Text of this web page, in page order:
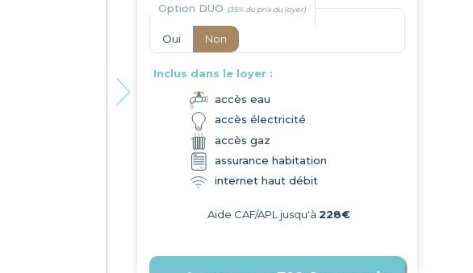
Option DUO
Oui Non
Inclus dans le loyer :
accès eau
accès électricité
accès gaz
assurance habitation
internet haut débit
Aide CAF/APL jusqu'à228€